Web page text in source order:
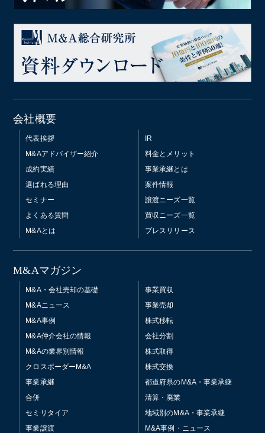
会社概要
代表挨拶
M&Aアドバイザー紹介
成約実績
選ばれる理由
セミナー
よくある質問
M&Aとは
IR
料金とメリット
事業承継とは
案件情報
譲渡ニーズ一覧
買収ニーズ一覧
プレスリリース
M&Aマガジン
M&A・会社売却の基礎
M&Aニュース
M&A事例
M&A仲介会社の情報
M&Aの業界別情報
クロスボーダーM&A
事業承継
合併
セミリタイア
事業譲渡
事業買収
事業売却
株式移転
会社分割
株式取得
株式交換
都道府県のM&A・事業承継
清算・廃業
地域別のM&A・事業承継
M&A事例・ニュース